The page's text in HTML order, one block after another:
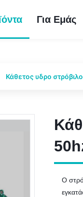
Για Εμάς
Κάθετος υδρο
Ο